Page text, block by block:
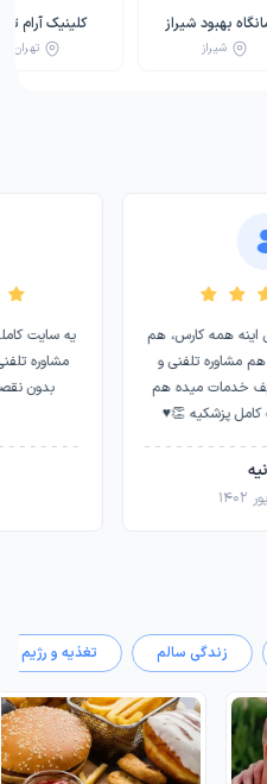
شیرازبهبود شیراز
شیراز
کلینیک آرام
تهران
همه کارس، هم
تلفنی و
خدمات میده هم
پزشکیه 👏♥️
یه سایت
مشاوره
بدون
زندگی سالم تغذیه و رژیم